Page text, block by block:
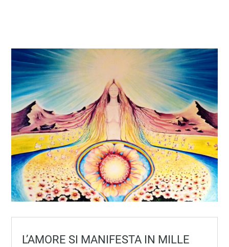
L’AMORE SI MANIFESTA IN MILLE